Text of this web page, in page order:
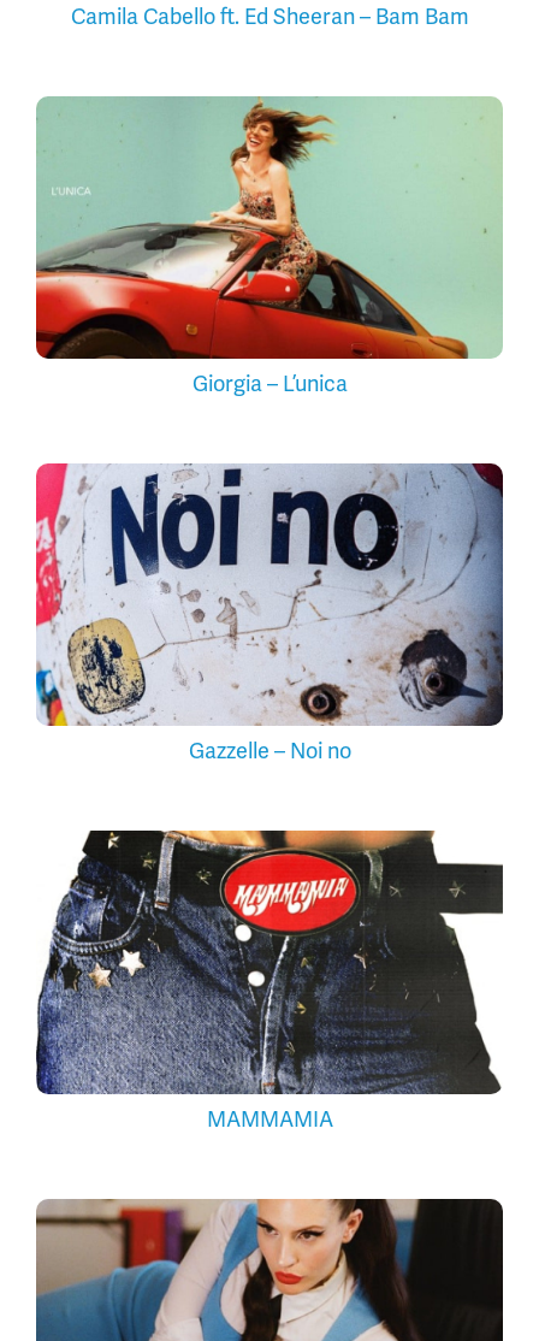
Camila Cabello ft. Ed Sheeran – Bam Bam
Giorgia – L’unica
Gazzelle – Noi no
MAMMAMIA